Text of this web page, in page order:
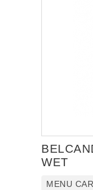
WET
MENU